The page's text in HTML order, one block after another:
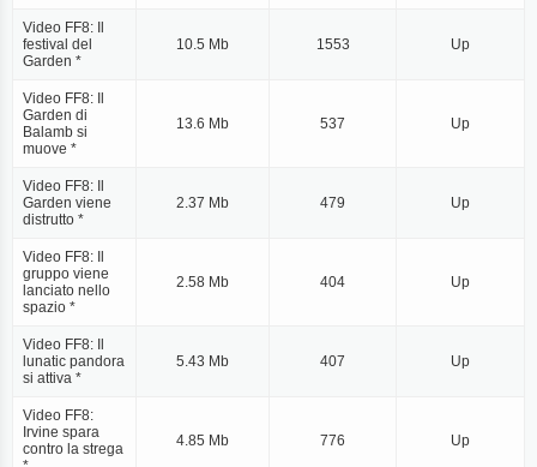
Video FF8: Il
festival del
Garden *
10.5 Mb 1553 Up
Video FF8: Il
Garden di
Balamb si
muove *
13.6 Mb 537 Up
Video FF8: Il
Garden viene
distrutto *
2.37 Mb 479 Up
Video FF8: Il
gruppo viene
lanciato nello
spazio *
2.58 Mb 404 Up
Video FF8: Il
lunatic pandora
si attiva *
5.43 Mb 407 Up
Video FF8:
Irvine spara
contro la strega
4.85 Mb 776 Up